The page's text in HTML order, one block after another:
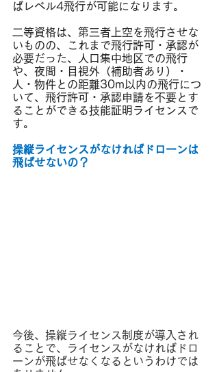
ばレベル4飛行が可能になります。
二等資格は、第三者上空を飛行させな
いものの、これまで飛行許可・承認が
必要だった、人口集中地区での飛行
や、夜間・目視外（補助者あり）・
人・物件との距離30m以内の飛行につ
いて、飛行許可・承認申請を不要とす
ることができる技能証明ライセンスで
す。
操縦ライセンスがなければドローンは
飛ばせないの？
今後、操縦ライセンス制度が導入され
ることで、ライセンスがなければドロ
ーンが飛ばせなくなるというわけでは